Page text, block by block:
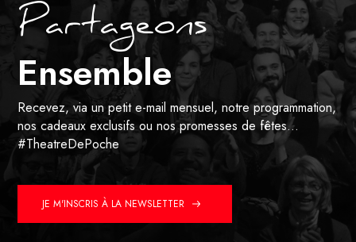
Partageons
Ensemble
Recevez, via un petit e-mail mensuel, notre programmation,
nos cadeaux exclusifs ou nos promesses de fêtes…
#TheatreDePoche
JE M'INSCRIS À LA NEWSLETTER